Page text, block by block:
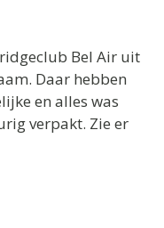
Bel Air uit
Daar hebben
en alles was
verpakt. Zie er